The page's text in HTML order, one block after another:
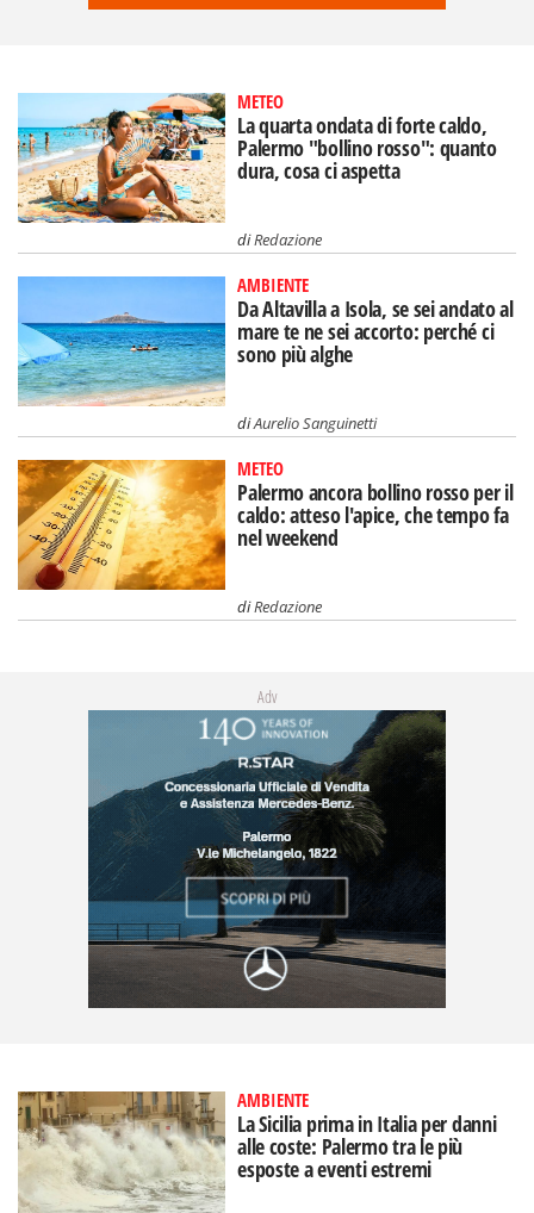
METEO
La quarta ondata di forte caldo,
Palermo "bollino rosso": quanto
dura, cosa ci aspetta
diRedazione
AMBIENTE
Da Altavilla a Isola, se sei andato al
mare te ne sei accorto: perché ci
sono più alghe
diAurelio Sanguinetti
METEO
Palermo ancora bollino rosso per il
caldo: atteso l'apice, che tempo fa
nel weekend
diRedazione
Adv
AMBIENTE
La Sicilia prima in Italia per danni
alle coste: Palermo tra le più
esposte a eventi estremi